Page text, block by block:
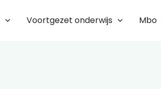
Voortgezet onderwijs Mbo